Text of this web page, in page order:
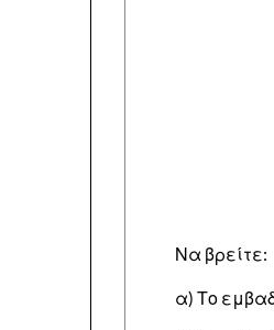
Να βρείτε:
α) Το